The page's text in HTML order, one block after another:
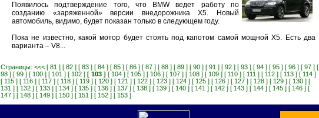
Появилось подтверждение того, что BMW ведет работу по
созданию «заряженной» версии внедорожника Х5. Новый
автомобиль, видимо, будет показан только в следующем году.
Пока не известно, какой мотор будет стоять под капотом самой мощной Х5. Есть два
варианта – V8...
Страницы: <<< [ 81 ] [ 82 ] [ 83 ] [ 84 ] [ 85 ] [ 86 ] [ 87 ] [ 88 ] [ 89 ] [ 90 ] [ 91 ] [ 92 ] [ 93 ] [ 94 ] [ 95 ] [ 96 ] [ 97 ] [
98 ] [ 99 ] [ 100 ] [ 101 ] [ 102 ] [ 103 ] [ 104 ] [ 105 ] [ 106 ] [ 107 ] [ 108 ] [ 109 ] [ 110 ] [ 111 ] [ 112 ] [ 113 ] [ 114 ]
[ 115 ] [ 116 ] [ 117 ] [ 118 ] [ 119 ] [ 120 ] [ 121 ] [ 122 ] [ 123 ] [ 124 ] [ 125 ] [ 126 ] [ 127 ] [ 128 ] [ 129 ] [ 130 ] [
131 ] [ 132 ] [ 133 ] [ 134 ] [ 135 ] [ 136 ] [ 137 ] [ 138 ] [ 139 ] [ 140 ] [ 141 ] [ 142 ] [ 143 ] [ 144 ] [ 145 ] [ 146 ] [
147 ] [ 148 ] [ 149 ] [ 150 ] [ 151 ] [ 152 ] [ 153 ]